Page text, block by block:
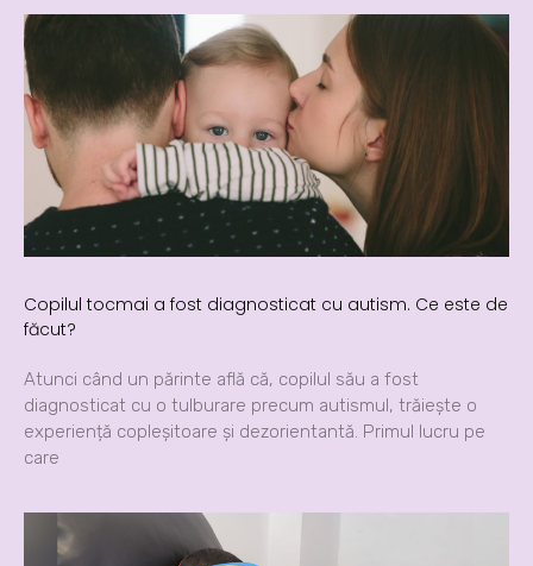
Copilul tocmai a fost diagnosticat cu autism. Ce este de
făcut?
Atunci când un părinte află că, copilul său a fost
diagnosticat cu o tulburare precum autismul, trăiește o
experiență copleșitoare și dezorientantă. Primul lucru pe
care